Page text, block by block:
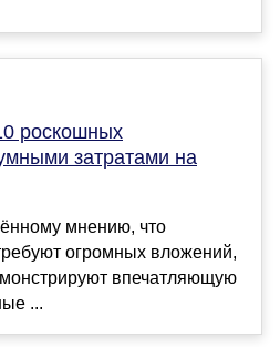
роскошных
затратами на
мнению, что
огромных вложений,
впечатляющую
...